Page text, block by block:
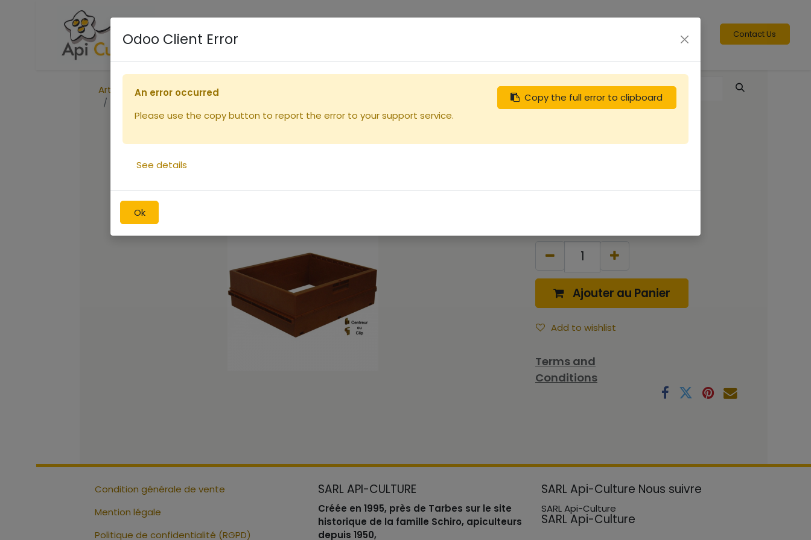
Accueil Boutique Contact Us
Articles
Eléments de ruche
Ajouter au Panier
Add to wishlist
Terms and
Conditions
Condition générale de vente
Mention légale
Politique de confidentialité (RGPD)
SARL API-CULTURE
Créée en 1995, près de Tarbes sur le site
historique de la famille Schiro, apiculteurs
depuis 1950,
SARL Api-Culture Nous suivre
SARL Api-Culture
SARL Api-Culture
Odoo Client Error
Ok
Copy the full error to clipboard
An error occurred
Please use the copy button to report the error to your support service.
See details